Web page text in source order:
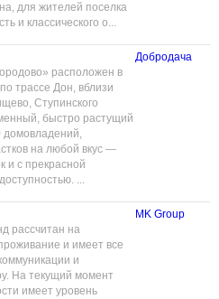
для жителей поселка
и классического о...
расположен в
трассе Дон, вблизи
Ступинского
быстро растущий
домовладений,
на любой вкус —
и с прекрасной
...
Добродача
рассчитан на
и имеет все
и
На текущий момент
имеет уровень
MK Group